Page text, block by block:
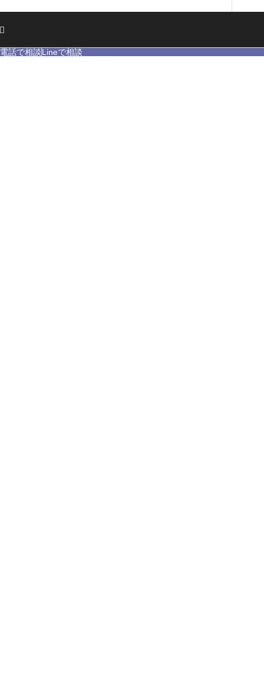
電話で相談Lineで相談